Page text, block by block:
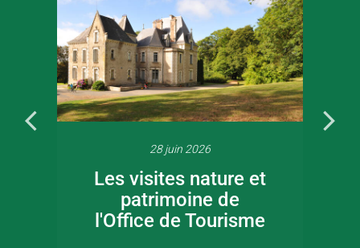
28 juin 2026
Les visites nature et
patrimoine de
l'Office de Tourisme